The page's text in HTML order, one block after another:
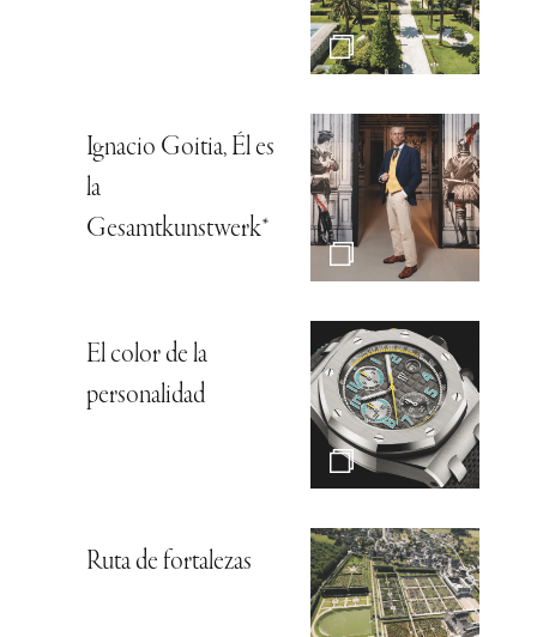
Ignacio Goitia, Él es
la
Gesamtkunstwerk*
El color de la
personalidad
Ruta de fortalezas